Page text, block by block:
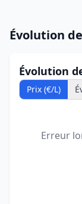
Évolution
Évolution
Prix (€/L)
Erreur